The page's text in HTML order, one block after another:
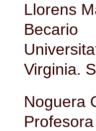
Llorens
Virginia.
Noguera